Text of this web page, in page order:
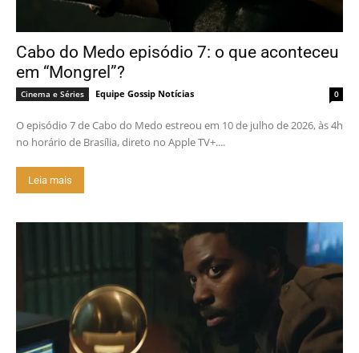
Cabo do Medo episódio 7: o que aconteceu
em “Mongrel”?
Cinema e Séries Equipe Gossip Notícias 0
O episódio 7 de Cabo do Medo estreou em 10 de julho de 2026, às 4h
no horário de Brasília, direto no Apple TV+....
Leia mais